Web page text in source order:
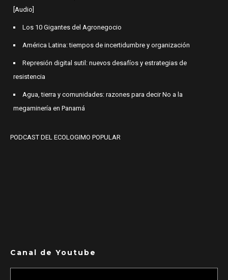
[Audio]
Los 10 Gigantes del Agronegocio
América Latina: tiempos de incertidumbre y organización
Represión digital sutil: nuevos desafíos y estrategias de
resistencia
Agua, tierra y comunidades: razones para decir No a la
megaminería en Panamá
PODCAST DEL ECOLOGIMO POPULAR
Canal de Youtube